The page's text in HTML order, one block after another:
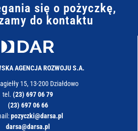
się o pożyczkę,
do kontaktu
AGENCJA ROZWOJU S.A.
15, 13-200 Działdowo
tel. (23) 697 06 79
(23) 697 06 66
pozyczki@darsa.pl
darsa@darsa.pl